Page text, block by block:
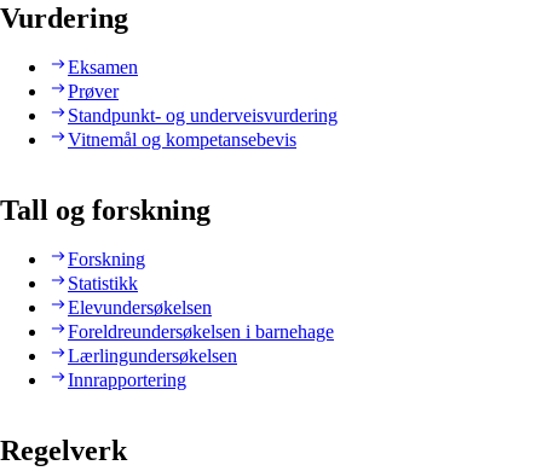
Vurdering
Eksamen
Prøver
Standpunkt- og underveisvurdering
Vitnemål og kompetansebevis
Tall og forskning
Forskning
Statistikk
Elevundersøkelsen
Foreldreundersøkelsen i barnehage
Lærlingundersøkelsen
Innrapportering
Regelverk